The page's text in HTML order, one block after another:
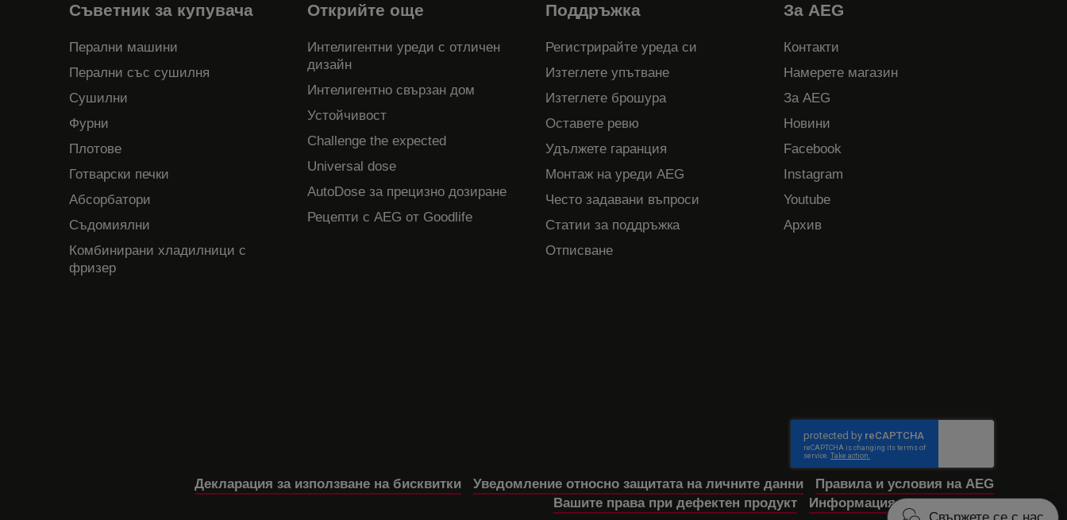
Съветник за купувача
Перални машини
Перални със сушилня
Сушилни
Фурни
Плотове
Готварски печки
Абсорбатори
Съдомиялни
Комбинирани хладилници с
фризер
Открийте още
Интелигентни уреди с отличен
дизайн
Интелигентно свързан дом
Устойчивост
Challenge the expected
Universal dose
AutoDose за прецизно дозиране
Рецепти с AEG от Goodlife
Поддръжка
Регистрирайте уреда си
Изтеглете упътване
Изтеглете брошура
Оставете ревю
Удължете гаранция
Монтаж на уреди AEG
Често задавани въпроси
Статии за поддръжка
Отписване
За AEG
Контакти
Намерете магазин
За AEG
Новини
Facebook
Instagram
Youtube
Архив
Правила и условия на AEG
Уведомление относно защитата на личните данни
Декларация за използване на бисквитки
Информация за достъпност
Вашите права при дефектен продукт